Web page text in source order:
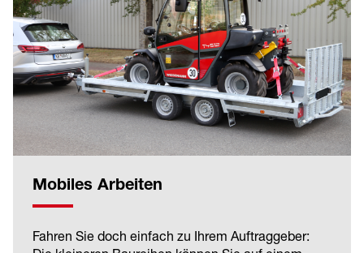
Mobiles Arbeiten
Fahren Sie doch einfach zu Ihrem Auftraggeber: